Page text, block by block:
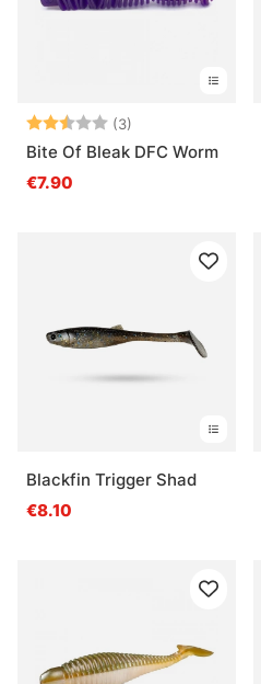
Beoordeling:
(3)
Bite Of Bleak DFC Worm
€7.90
Blackfin Trigger Shad
€8.10